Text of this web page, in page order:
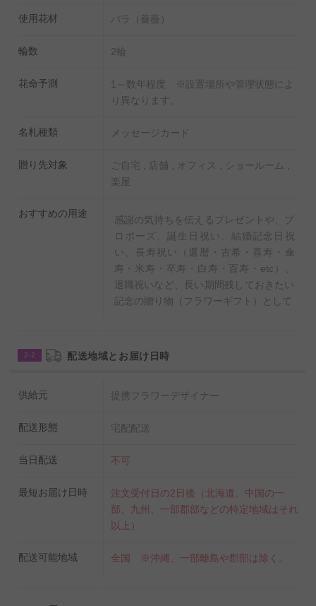
使用花材 バラ（薔薇）
輪数 2輪
花命予測
1～数年程度 ※設置場所や管理状態によ
り異なります。
名札種類 メッセージカード
贈り先対象
ご自宅 , 店舗 , オフィス , ショールーム ,
楽屋
おすすめの用途
感謝の気持ちを伝えるプレゼントや、プ
ロポーズ、誕生日祝い、結婚記念日祝
い、長寿祝い（還暦・古希・喜寿・傘
寿・米寿・卒寿・白寿・百寿・etc）、
退職祝いなど、長い期間残しておきたい
記念の贈り物（フラワーギフト）として
2-2 配送地域とお届け日時
供給元 提携フラワーデザイナー
配送形態 宅配配送
当日配送 不可
最短お届け日時
注文受付日の2日後（北海道、中国の一
部、九州、一部郡部などの特定地域はそれ
以上）
配送可能地域 全国 ※沖縄、一部離島や郡部は除く。